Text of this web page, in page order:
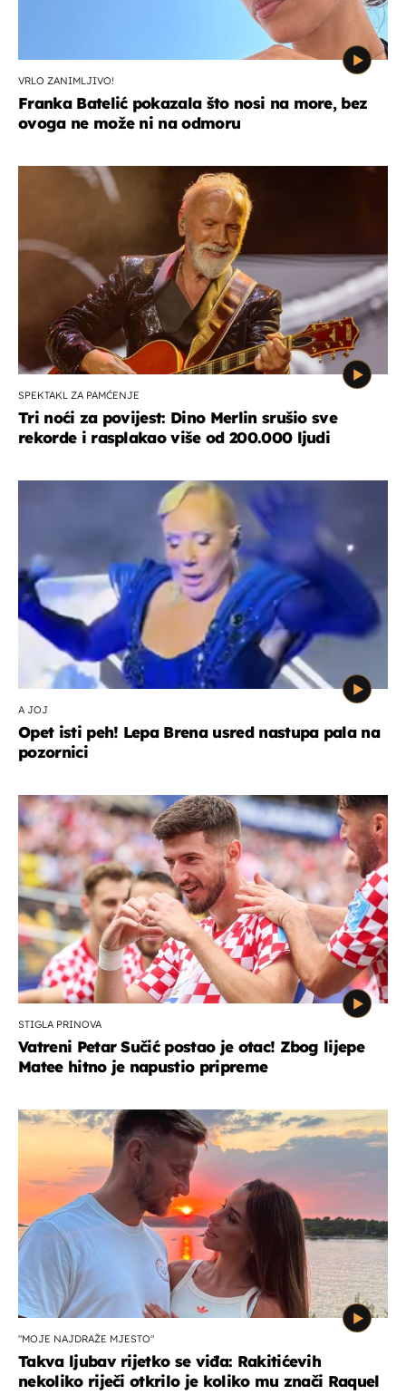
VRLO ZANIMLJIVO!
Franka Batelić pokazala što nosi na more, bez
ovoga ne može ni na odmoru
SPEKTAKL ZA PAMĆENJE
Tri noći za povijest: Dino Merlin srušio sve
rekorde i rasplakao više od 200.000 ljudi
A JOJ
Opet isti peh! Lepa Brena usred nastupa pala na
pozornici
STIGLA PRINOVA
Vatreni Petar Sučić postao je otac! Zbog lijepe
Matee hitno je napustio pripreme
"MOJE NAJDRAŽE MJESTO"
Takva ljubav rijetko se viđa: Rakitićevih
nekoliko riječi otkrilo je koliko mu znači Raquel